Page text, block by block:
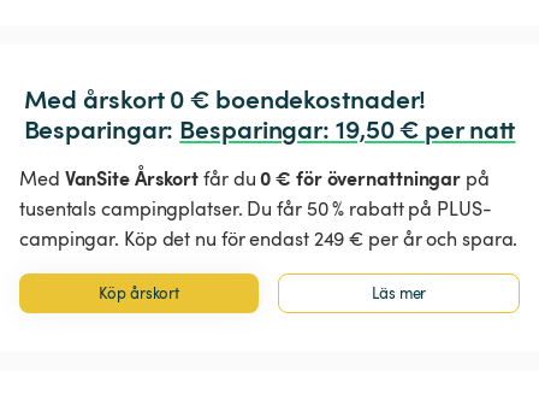
Med årskort 0 € boendekostnader!
Besparingar: Besparingar: 19,50 € per natt
Med VanSite Årskortfår du0 € för övernattningar på
tusentals campingplatser. Du får 50 % rabatt på PLUS-
campingar. Köp det nu för endast 249 € per år och spara.
Köp årskort Läs mer